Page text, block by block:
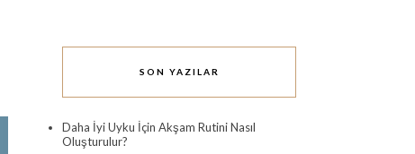
SON YAZILAR
Daha İyi Uyku İçin Akşam Rutini Nasıl
Oluşturulur?